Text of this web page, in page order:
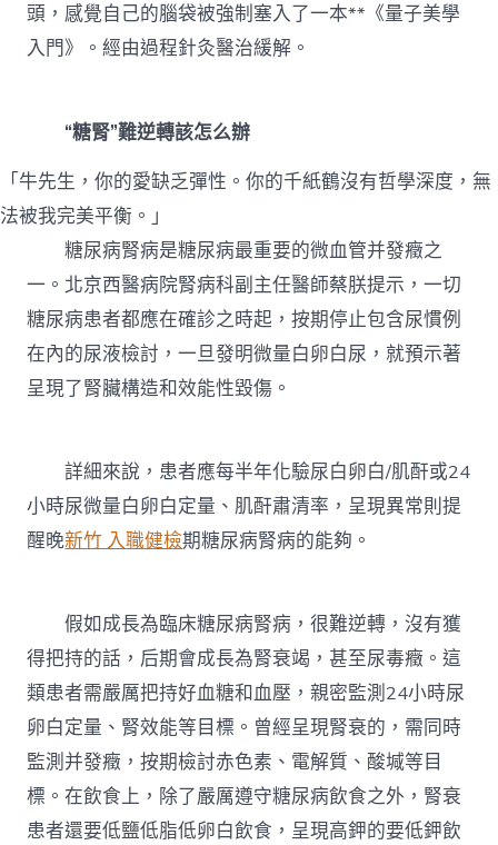
頭，感覺自己的腦袋被強制塞入了一本**《量子美學
入門》。經由過程針灸醫治緩解。
“糖腎”難逆轉該怎么辦
「牛先生，你的愛缺乏彈性。你的千紙鶴沒有哲學深度，無
法被我完美平衡。」
糖尿病腎病是糖尿病最重要的微血管并發癥之
一。北京西醫病院腎病科副主任醫師蔡朕提示，一切
糖尿病患者都應在確診之時起，按期停止包含尿慣例
在內的尿液檢討，一旦發明微量白卵白尿，就預示著
呈現了腎臟構造和效能性毀傷。
詳細來說，患者應每半年化驗尿白卵白/肌酐或24
小時尿微量白卵白定量、肌酐肅清率，呈現異常則提
醒晚新竹 入職健檢期糖尿病腎病的能夠。
假如成長為臨床糖尿病腎病，很難逆轉，沒有獲
得把持的話，后期會成長為腎衰竭，甚至尿毒癥。這
類患者需嚴厲把持好血糖和血壓，親密監測24小時尿
卵白定量、腎效能等目標。曾經呈現腎衰的，需同時
監測并發癥，按期檢討赤色素、電解質、酸堿等目
標。在飲食上，除了嚴厲遵守糖尿病飲食之外，腎衰
患者還要低鹽低脂低卵白飲食，呈現高鉀的要低鉀飲